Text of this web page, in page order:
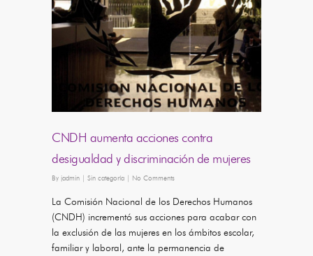
CNDH aumenta acciones contra
desigualdad y discriminación de mujeres
By jadmin | Sin categoría | No Comments
La Comisión Nacional de los Derechos Humanos
(CNDH) incrementó sus acciones para acabar con
la exclusión de las mujeres en los ámbitos escolar,
familiar y laboral, ante la permanencia de